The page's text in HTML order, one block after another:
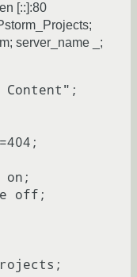
[::]:80
server_name _;